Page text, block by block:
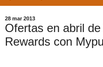
28 mar 2013
Ofertas en abril
Rewards con